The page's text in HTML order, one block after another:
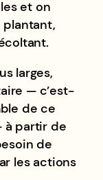
et on
plantant,
larges,
— c’est-
de ce
à partir de
de
les actions